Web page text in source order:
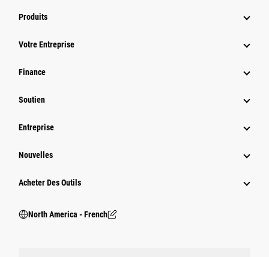
Produits
Votre Entreprise
Finance
Soutien
Entreprise
Nouvelles
Acheter Des Outils
North America - French